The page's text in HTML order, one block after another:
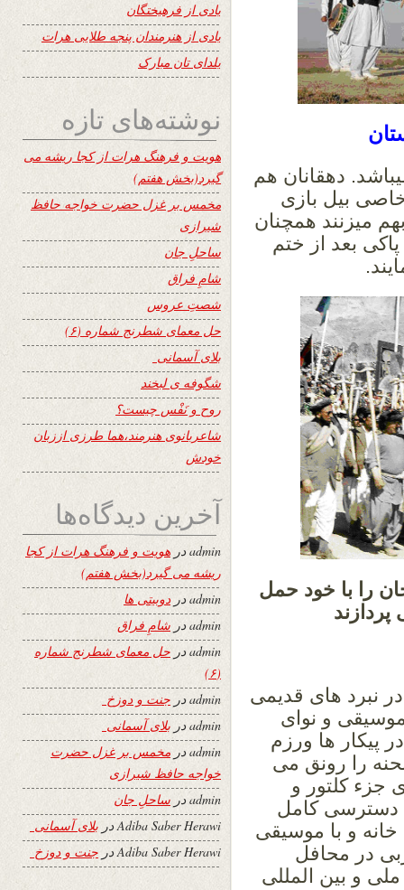
دهقانان هم
بیل بازی
میزنند همچنان
بعد از ختم
را با خود حمل
نبرد های قدیمی
و نوای
پیکار ها ورزم
را رونق می
جزء کلتور و
دسترسی کامل
و با موسیقی
در محافل
و بین المللی
یادی از فرهیختگان
یادی از هنرمندان پنجه طلایی هرات
یلدای تان مبارک
نوشته‌های تازه
هویت و فرهنگ هرات از کجا ریشه می
گیرد(بخش هفتم)
مخمس بر غزل حضرت خواجه حافظ
شیرازی
ساحلِ جان
شامِ فراق
شصتِ عروس
حل معمای شطرنج شماره (۶)
بلای آسمانی
شگوفه ى لبخند
روح و نَفْس چیست؟
شاعربانوی هنرمند،هما طرزی اززبان
خودش
آخرین دیدگاه‌ها
adminدر هویت و فرهنگ هرات از کجا
ریشه می گیرد(بخش هفتم)
admin دردوبیتی ها
adminدر شامِ فراق
adminدر حل معمای شطرنج شماره
(۶)
adminدر جنت و دوزخ
adminدر بلای آسمانی
adminدر مخمس بر غزل حضرت
خواجه حافظ شیرازی
adminدر ساحلِ جان
Adiba Saber Herawiدر بلای آسمانی
Adiba Saber Herawiدر جنت و دوزخ